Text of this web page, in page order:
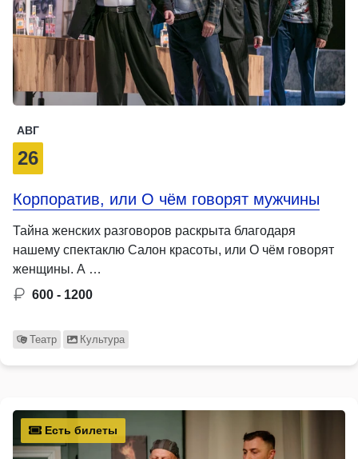
АВГ
26
Корпоратив, или О чём говорят мужчины
Тайна женских разговоров раскрыта благодаря
нашему спектаклю Салон красоты, или О чём говорят
женщины. А …
600 - 1200
Театр Культура
Есть билеты